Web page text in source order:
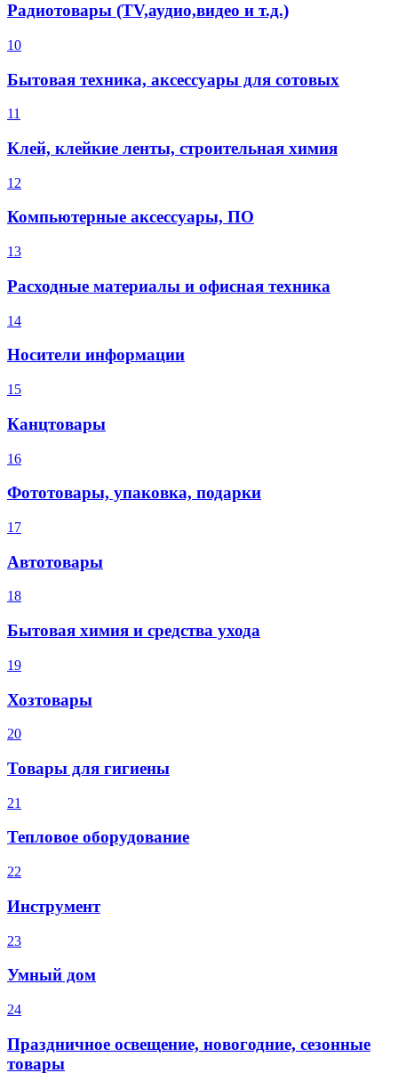
Радиотовары (TV,аудио,видео и т.д.)
10
Бытовая техника, аксессуары для сотовых
11
Клей, клейкие ленты, строительная химия
12
Компьютерные аксессуары, ПО
13
Расходные материалы и офисная техника
14
Носители информации
15
Канцтовары
16
Фототовары, упаковка, подарки
17
Автотовары
18
Бытовая химия и средства ухода
19
Хозтовары
20
Товары для гигиены
21
Тепловое оборудование
22
Инструмент
23
Умный дом
24
Праздничное освещение, новогодние, сезонные
товары